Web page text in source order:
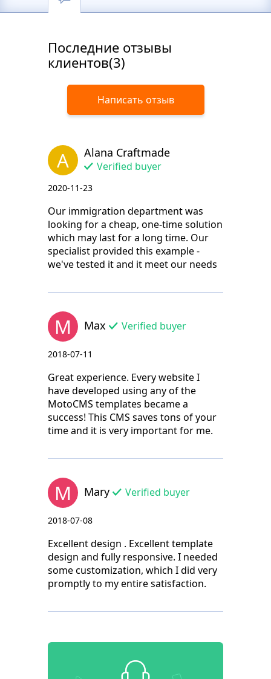
Последние отзывы
клиентов(3)
Написать отзыв
A Alana Craftmade
Verified buyer
2020-11-23
Our immigration department was
looking for a cheap, one-time solution
which may last for a long time. Our
specialist provided this example -
we've tested it and it meet our needs
M Max Verified buyer
2018-07-11
Great experience. Every website I
have developed using any of the
MotoCMS templates became a
success! This CMS saves tons of your
time and it is very important for me.
M Mary Verified buyer
2018-07-08
Excellent design . Excellent template
design and fully responsive. I needed
some customization, which I did very
promptly to my entire satisfaction.